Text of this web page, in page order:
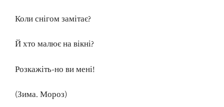
Коли снігом замітає?
Й хто малює на вікні?
Розкажіть-но ви мені!
(Зима. Мороз)